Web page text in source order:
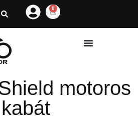
0
motoros
kabát